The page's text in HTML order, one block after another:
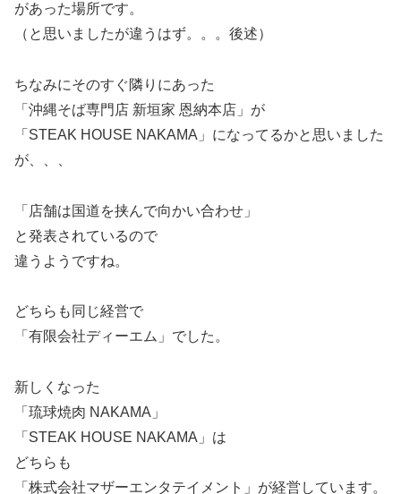
があった場所です。
（と思いましたが違うはず。。。後述）
ちなみにそのすぐ隣りにあった
「沖縄そば専門店 新垣家 恩納本店」が
「STEAK HOUSE NAKAMA」になってるかと思いました
が、、、
「店舗は国道を挟んで向かい合わせ」
と発表されているので
違うようですね。
どちらも同じ経営で
「有限会社ディーエム」でした。
新しくなった
「琉球焼肉 NAKAMA」
「STEAK HOUSE NAKAMA」は
どちらも
「株式会社マザーエンタテイメント」が経営しています。